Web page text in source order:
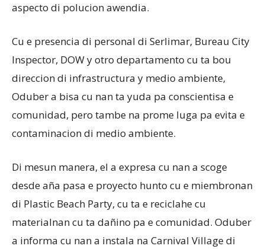
aspecto di polucion awendia.
Cu e presencia di personal di Serlimar, Bureau City
Inspector, DOW y otro departamento cu ta bou
direccion di infrastructura y medio ambiente,
Oduber a bisa cu nan ta yuda pa conscientisa e
comunidad, pero tambe na prome luga pa evita e
contaminacion di medio ambiente.
Di mesun manera, el a expresa cu nan a scoge
desde aña pasa e proyecto hunto cu e miembronan
di Plastic Beach Party, cu ta e reciclahe cu
materialnan cu ta dañino pa e comunidad. Oduber
a informa cu nan a instala na Carnival Village di